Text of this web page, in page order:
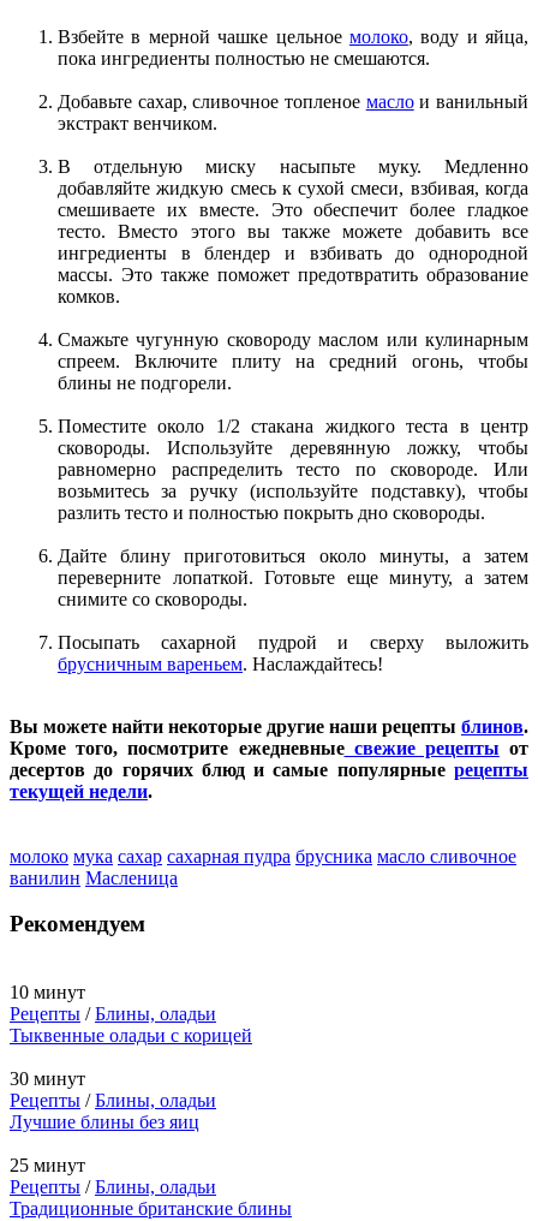
Взбейте в мерной чашке цельное молоко, воду и яйца,
пока ингредиенты полностью не смешаются.
Добавьте сахар, сливочное топленое маслои ванильный
экстракт венчиком.
В отдельную миску насыпьте муку. Медленно
добавляйте жидкую смесь к сухой смеси, взбивая, когда
смешиваете их вместе. Это обеспечит более гладкое
тесто. Вместо этого вы также можете добавить все
ингредиенты в блендер и взбивать до однородной
массы. Это также поможет предотвратить образование
комков.
Смажьте чугунную сковороду маслом или кулинарным
спреем. Включите плиту на средний огонь, чтобы
блины не подгорели.
Поместите около 1/2 стакана жидкого теста в центр
сковороды. Используйте деревянную ложку, чтобы
равномерно распределить тесто по сковороде. Или
возьмитесь за ручку (используйте подставку), чтобы
разлить тесто и полностью покрыть дно сковороды.
Дайте блину приготовиться около минуты, а затем
переверните лопаткой. Готовьте еще минуту, а затем
снимите со сковороды.
Посыпать сахарной пудрой и сверху выложить
брусничным вареньем. Наслаждайтесь!
Вы можете найти некоторые другие наши рецепты блинов.
Кроме того, посмотрите ежедневныесвежие рецепты от
десертов до горячих блюд и самые популярные рецепты
текущей недели.
молоко мука сахар сахарная пудра брусника масло сливочное
ванилин Масленица
Рекомендуем
10 минут
Рецепты /Блины, оладьи
Тыквенные оладьи с корицей
30 минут
Рецепты /Блины, оладьи
Лучшие блины без яиц
25 минут
Рецепты /Блины, оладьи
Традиционные британские блины